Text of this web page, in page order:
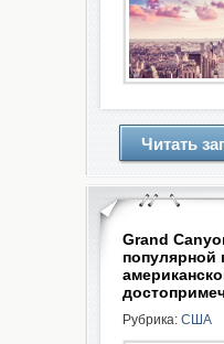
Читать
Grand
популярной
Рубрика: США